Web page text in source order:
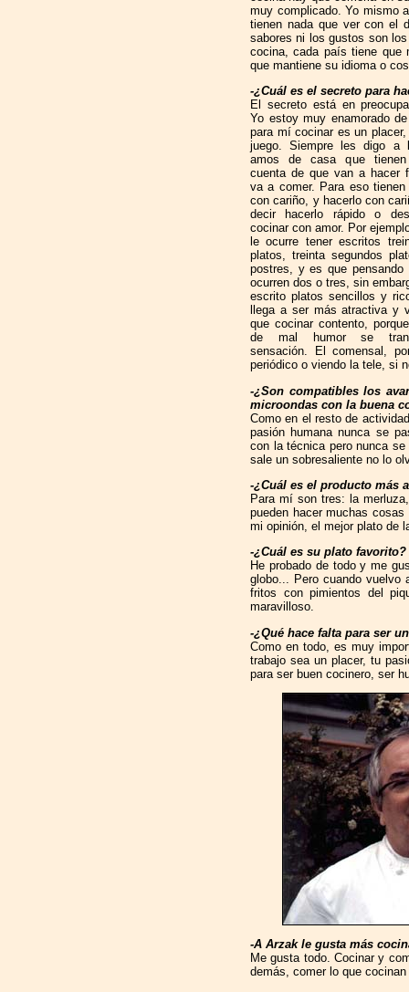
muy complicado. Yo mismo
tienen nada que ver con el
sabores ni los gustos son
cocina, cada país tiene que
que mantiene su idioma o
-¿Cuál es el secreto para
El secreto está en
Yo estoy muy enamorado
para mí cocinar es un
juego. Siempre les digo a
amos de casa que
cuenta de que van a hacer
va a comer. Para eso tienen
con cariño, y hacerlo con
decir hacerlo rápido o
cocinar con amor. Por
le ocurre tener escritos
platos, treinta segundos
postres, y es que pensando
ocurren dos o tres, sin
escrito platos sencillos y
llega a ser más atractiva y
que cocinar contento,
de mal humor se
sensación. El comensal,
periódico o viendo la tele, si
-¿Son compatibles los
microondas con la buena
Como en el resto de
pasión humana nunca se
con la técnica pero nunca
sale un sobresaliente no lo
-¿Cuál es el producto más
Para mí son tres: la
pueden hacer muchas
mi opinión, el mejor plato de
-¿Cuál es su plato favorito?
He probado de todo y me
globo... Pero cuando vuelvo
fritos con pimientos del
maravilloso.
-¿Qué hace falta para ser
Como en todo, es muy
trabajo sea un placer, tu
para ser buen cocinero, ser
-A Arzak le gusta más
Me gusta todo. Cocinar y
demás, comer lo que